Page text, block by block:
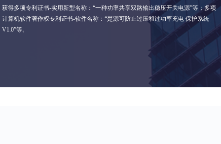
获得多项专利证书-实用新型名称：“一种功率共享双路输出稳压开关电源”等；多项
计算机软件著作权专利证书-软件名称：“楚源可防止过压和过功率充电 保护系统
V1.0”等。